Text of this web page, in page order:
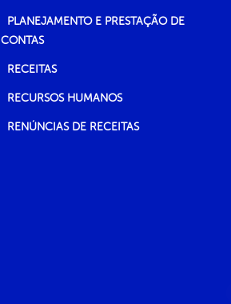
PLANEJAMENTO E PRESTAÇÃO DE
CONTAS
RECEITAS
RECURSOS HUMANOS
RENÚNCIAS DE RECEITAS